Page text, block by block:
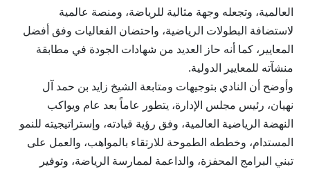
العالمية، وتجعله وجهة مثالية للرياضة، ومنصة عالمية
لاستضافة البطولات الرياضية، واحتضان الفعاليات وفق أفضل
المعايير، كما أنه حاز العديد من شهادات الجودة في مطابقة
منشآته للمعايير الدولية.
وأوضح أن النادي بتوجيهات ومتابعة الشيخ زايد بن حمد آل
نهيان، رئيس مجلس الإدارة، يتطور عاماً بعد عام ويواكب
النهضة الرياضية العالمية، وفق رؤية قيادته، وإستراتيجيته للنمو
المستدام، وخططه الطموحة للارتقاء بالمواهب، والعمل على
تبني البرامج المحفزة، والداعمة لممارسة الرياضة، وتوفير